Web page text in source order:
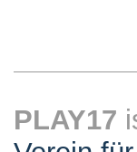
PLAY17